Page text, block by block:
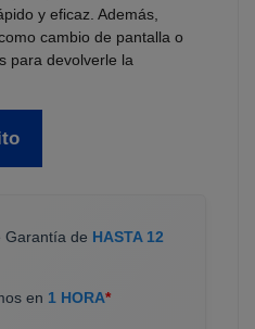
y eficaz. Además,
cambio de pantalla o
para devolverle la
Garantía de HASTA 12
en 1 HORA*